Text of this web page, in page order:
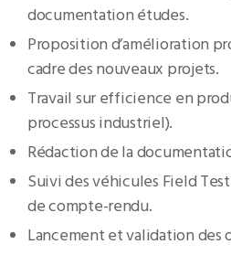
documentation études.
Proposition d’amélioration
cadre des nouveaux projets.
Travail sur efficience en
processus industriel).
Rédaction de la
Suivi des véhicules Field
de compte-rendu.
Lancement et validation